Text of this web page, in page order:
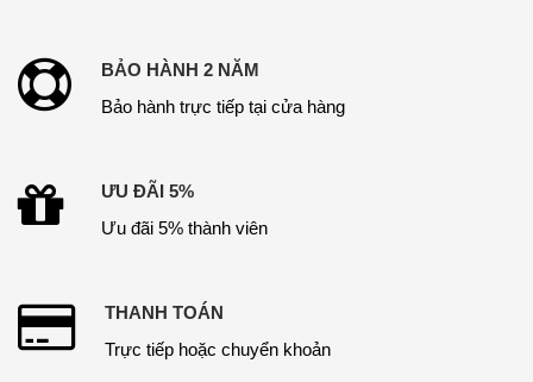
BẢO HÀNH 2 NĂM
Bảo hành trực tiếp tại cửa hàng
ƯU ĐÃI 5%
Ưu đãi 5% thành viên
THANH TOÁN
Trực tiếp hoặc chuyển khoản